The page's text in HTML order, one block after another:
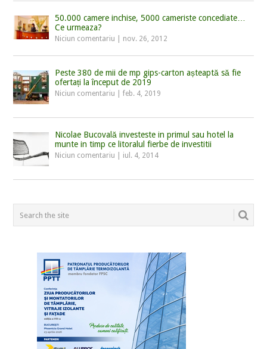
50.000 camere inchise, 5000 cameriste concediate…
Ce urmeaza?
Niciun comentariu nov. 26, 2012
Peste 380 de mii de mp gips-carton așteaptă să fie
ofertați la început de 2019
Niciun comentariu |feb. 4, 2019
Nicolae Bucovală investeste in primul sau hotel la
munte in timp ce litoralul fierbe de investitii
Niciun comentariu iul. 4, 2014